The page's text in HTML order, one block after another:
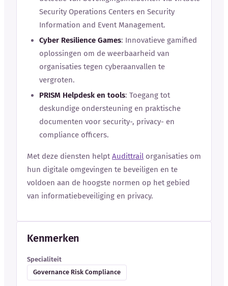
Security Operations Centers en Security
Information and Event Management.
Cyber Resilience Games: Innovatieve gamified
oplossingen om de weerbaarheid van
organisaties tegen cyberaanvallen te
vergroten.
PRISM Helpdesk en tools: Toegang tot
deskundige ondersteuning en praktische
documenten voor security-, privacy- en
compliance officers.
Met deze diensten helpt Audittrail organisaties om
hun digitale omgevingen te beveiligen en te
voldoen aan de hoogste normen op het gebied
van informatiebeveiliging en privacy.
Kenmerken
Specialiteit
Governance Risk Compliance